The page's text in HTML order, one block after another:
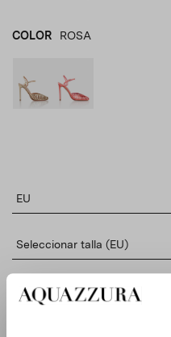
COLOR ROSA
EU
Seleccionar talla (EU)